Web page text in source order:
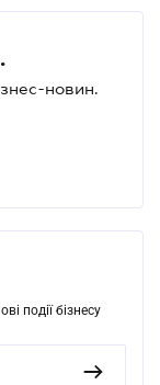
новин.
події бізнесу